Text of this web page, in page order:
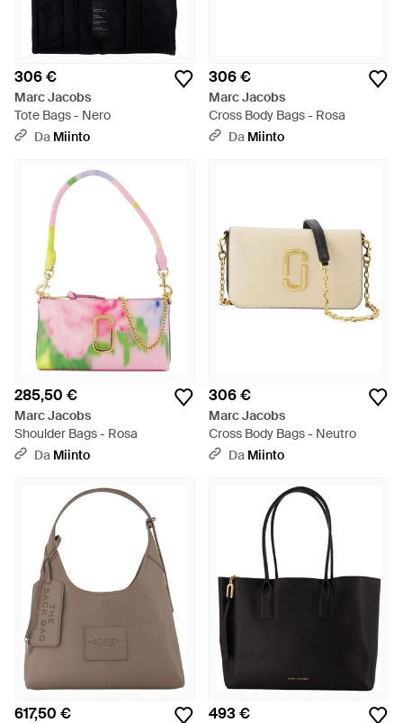
306 €
Marc Jacobs
Tote Bags - Nero
Da Miinto
306 €
Marc Jacobs
Cross Body Bags - Rosa
Da Miinto
285,50 €
Marc Jacobs
Shoulder Bags - Rosa
Da Miinto
306 €
Marc Jacobs
Cross Body Bags - Neutro
Da Miinto
617,50 € 493 €